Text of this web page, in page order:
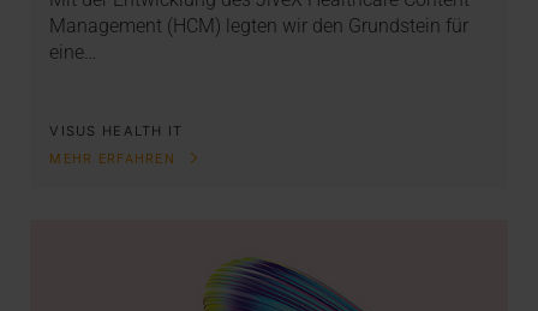
Management (HCM) legten wir den Grundstein für
eine…
VISUS HEALTH IT
MEHR ERFAHREN